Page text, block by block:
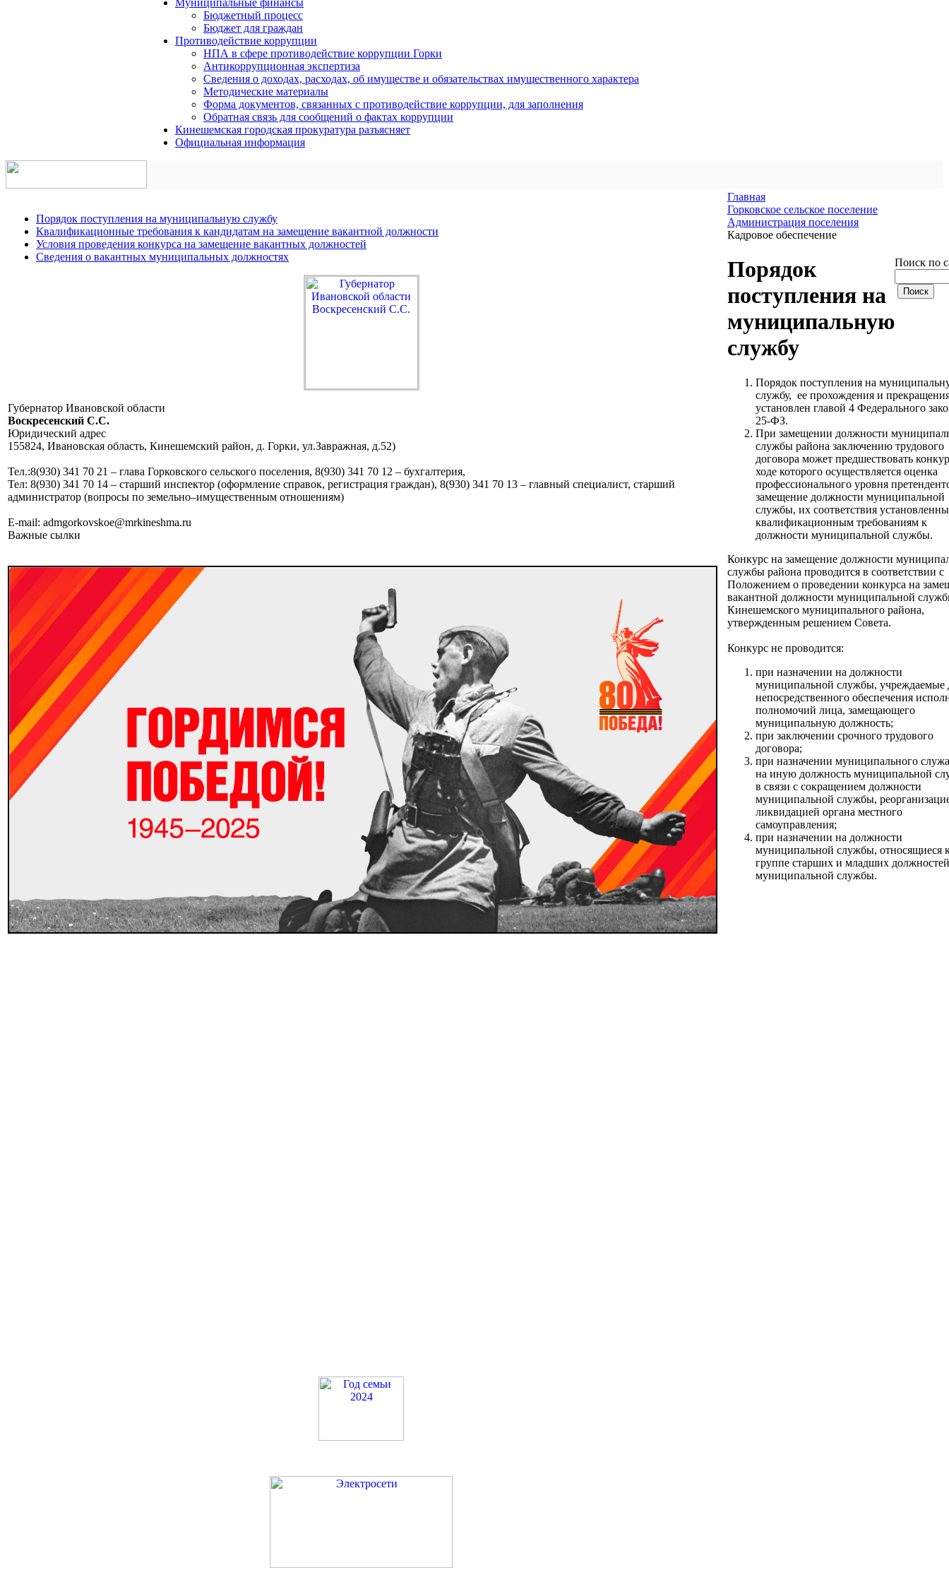
Муниципальные финансы
Бюджетный процесс
Бюджет для граждан
Противодействие коррупции
НПА в сфере противодействие коррупции Горки
Антикоррупционная экспертиза
Сведения о доходах, расходах, об имуществе и обязательствах имущественного характера
Методические материалы
Форма документов, связанных с противодействие коррупции, для заполнения
Обратная связь для сообщений о фактах коррупции
Кинешемская городская прокуратура разъясняет
Официальная информация
Порядок поступления на муниципальную службу
Квалификационные требования к кандидатам на замещение вакантной должности
Условия проведения конкурса на замещение вакантных должностей
Сведения о вакантных муниципальных должностях
Губернатор Ивановской области
Воскресенский C.C.
Юридический адрес
155824, Ивановская область, Кинешемский район, д. Горки, ул.Завражная, д.52)
Тел.:8(930) 341 70 21 – глава Горковского сельского поселения, 8(930) 341 70 12 – бухгалтерия,
Тел: 8(930) 341 70 14 – старший инспектор (оформление справок, регистрация граждан), 8(930) 341 70 13 – главный специалист, старший
администратор (вопросы по земельно–имущественным отношениям)
E-mail: admgorkovskoe@mrkineshma.ru
Важные сылки
Главная
Горковское сельское поселение
Администрация поселения
Кадровое обеспечение
Порядок
поступления на
муниципальную
службу
Поиск по
Порядок поступления на
службу, ее прохождения и
установлен главой 4 Федерального
25-ФЗ.
При замещении должности
службы района заключению трудового
договора может предшествовать
ходе которого осуществляется оценка
профессионального уровня
замещение должности муниципальной
службы, их соответствия
квалификационным требованиям к
должности муниципальной службы.
Конкурс на замещение должности
службы района проводится в соответствии с
Положением о проведении конкурса на
вакантной должности муниципальной
Кинешемского муниципального района,
утвержденным решением Совета.
Конкурс не проводится:
при назначении на должности
муниципальной службы, учреждаемые
непосредственного обеспечения
полномочий лица, замещающего
муниципальную должность;
при заключении срочного трудового
договора;
при назначении муниципального
на иную должность муниципальной
в связи с сокращением должности
муниципальной службы,
ликвидацией органа местного
самоуправления;
при назначении на должности
муниципальной службы, относящиеся
группе старших и младших должностей
муниципальной службы.